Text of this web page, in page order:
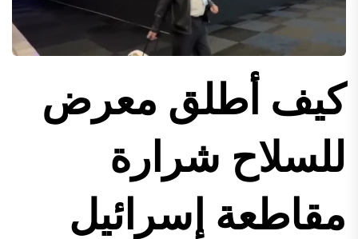
كيف أطلق معرض
للسلاح شرارة
مقاطعة إسرائيل